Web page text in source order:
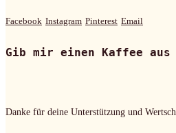
Facebook Instagram Pinterest Email
Gib mir einen Kaffee aus
Danke für deine Unterstützung und